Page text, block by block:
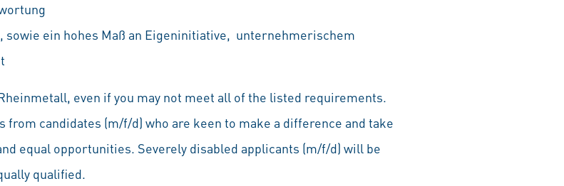
sowie ein hohes Maß an Eigeninitiative, unternehmerischem
even if you may not meet all of the listed requirements.
candidates (m/f/d) who are keen to make a difference and take
equal opportunities. Severely disabled applicants (m/f/d) will be
qualified.